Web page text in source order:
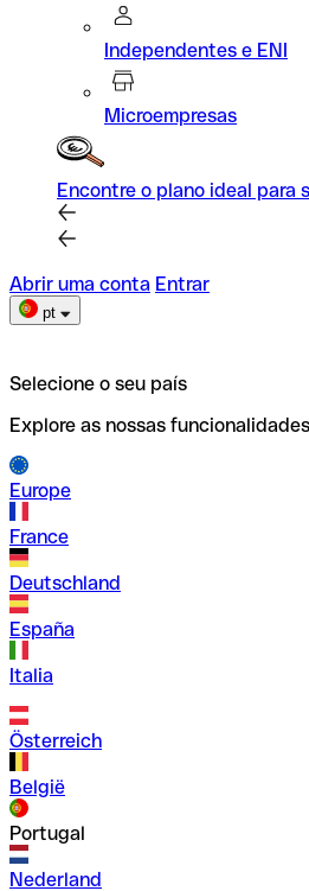
Independentes e ENI
Microempresas
Encontre o plano ideal para
Abrir uma conta Entrar
pt
Selecione o seu país
Explore as nossas
Europe
France
Deutschland
España
Italia
Österreich
België
Portugal
Nederland